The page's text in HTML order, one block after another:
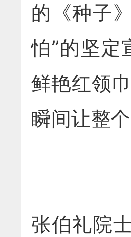
的《种子
怕”的坚定
鲜艳红领
瞬间让整
张伯礼院